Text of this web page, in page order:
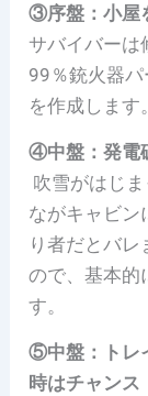
③序盤：小屋
サバイバーは
99％銃火器
を作成します。
④中盤：発電
吹雪がはじ
ながキャビン
り者だとバ
ので、基本的
す。
⑤中盤：トレ
時はチャンス